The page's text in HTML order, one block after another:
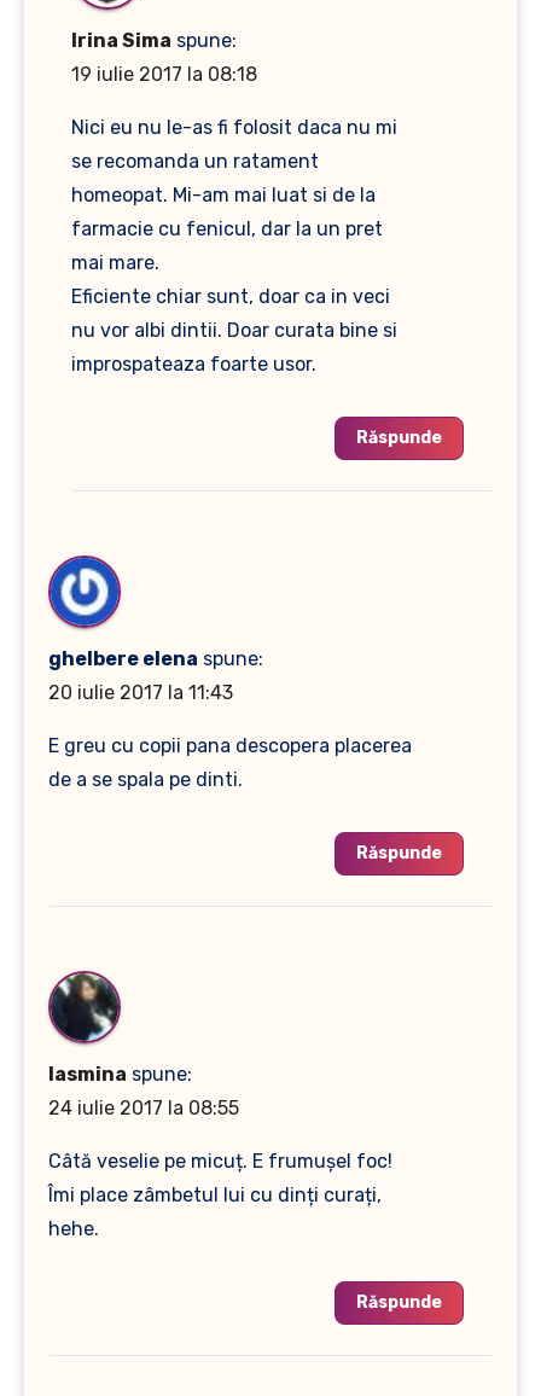
Irina Sima spune:
19 iulie 2017 la 08:18
Nici eu nu le-as fi folosit daca nu mi
se recomanda un ratament
homeopat. Mi-am mai luat si de la
farmacie cu fenicul, dar la un pret
mai mare.
Eficiente chiar sunt, doar ca in veci
nu vor albi dintii. Doar curata bine si
improspateaza foarte usor.
Răspunde
ghelbere elena spune:
20 iulie 2017 la 11:43
E greu cu copii pana descopera placerea
de a se spala pe dinti.
Răspunde
Iasmina spune:
24 iulie 2017 la 08:55
Câtă veselie pe micuț. E frumușel foc!
Îmi place zâmbetul lui cu dinți curați,
hehe.
Răspunde